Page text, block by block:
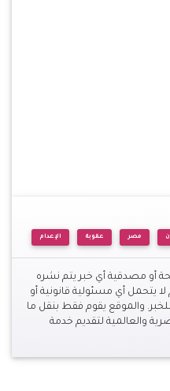
مصر عقوبة الإعدام
أو مصدقية أي خبر يتم نشره
يتحمل أي مسئولية قانونية أو
والموقع يقوم فقط بنقل ما
والعالمية لتقديم خدمة